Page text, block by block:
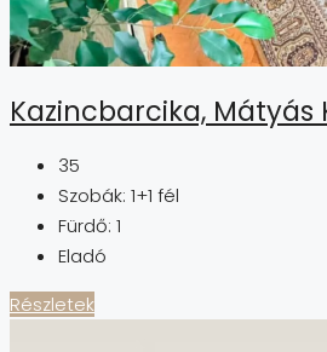
Kazincbarcika, Mátyás
35
Szobák: 1+1 fél
Fürdő: 1
Eladó
Részletek